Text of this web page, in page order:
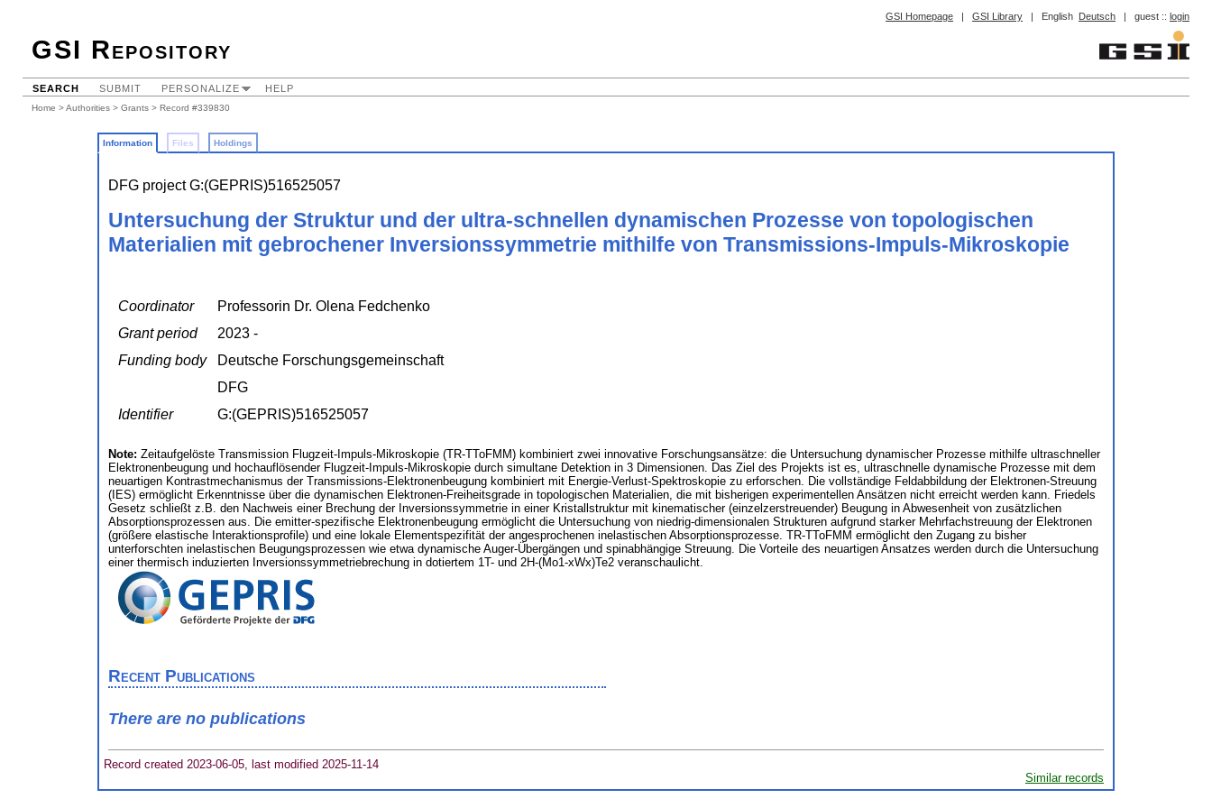
GSI Homepage | GSI Library | English Deutsch | guest :: login
GSI Repository
SEARCH SUBMIT PERSONALIZE HELP
Home >Authorities > Grants > Record #339830
Information Files Holdings
DFG project G:(GEPRIS)516525057
Untersuchung der Struktur und der ultra-schnellen dynamischen Prozesse von topologischen
Materialien mit gebrochener Inversionssymmetrie mithilfe von Transmissions-Impuls-Mikroskopie
Coordinator
Professorin Dr. Olena Fedchenko
Grant period
2023 -
Funding body
Deutsche Forschungsgemeinschaft
DFG
Identifier
G:(GEPRIS)516525057
Note: Zeitaufgelöste Transmission Flugzeit-Impuls-Mikroskopie (TR-TToFMM) kombiniert zwei innovative Forschungsansätze: die Untersuchung dynamischer Prozesse mithilfe ultraschneller
Elektronenbeugung und hochauflösender Flugzeit-Impuls-Mikroskopie durch simultane Detektion in 3 Dimensionen. Das Ziel des Projekts ist es, ultraschnelle dynamische Prozesse mit dem
neuartigen Kontrastmechanismus der Transmissions-Elektronenbeugung kombiniert mit Energie-Verlust-Spektroskopie zu erforschen. Die vollständige Feldabbildung der Elektronen-Streuung
(IES) ermöglicht Erkenntnisse über die dynamischen Elektronen-Freiheitsgrade in topologischen Materialien, die mit bisherigen experimentellen Ansätzen nicht erreicht werden kann. Friedels
Gesetz schließt z.B. den Nachweis einer Brechung der Inversionssymmetrie in einer Kristallstruktur mit kinematischer (einzelzerstreuender) Beugung in Abwesenheit von zusätzlichen
Absorptionsprozessen aus. Die emitter-spezifische Elektronenbeugung ermöglicht die Untersuchung von niedrig-dimensionalen Strukturen aufgrund starker Mehrfachstreuung der Elektronen
(größere elastische Interaktionsprofile) und eine lokale Elementspezifität der angesprochenen inelastischen Absorptionsprozesse. TR-TToFMM ermöglicht den Zugang zu bisher
unterforschten inelastischen Beugungsprozessen wie etwa dynamische Auger-Übergängen und spinabhängige Streuung. Die Vorteile des neuartigen Ansatzes werden durch die Untersuchung
einer thermisch induzierten Inversionssymmetriebrechung in dotiertem 1T- und 2H-(Mo1-xWx)Te2 veranschaulicht.
Recent Publications
There are no publications
Record created 2023-06-05, last modified 2025-11-14
Similar records